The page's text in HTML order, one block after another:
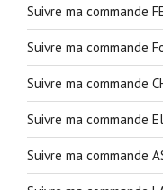
Suivre ma commande
Suivre ma commande
Suivre ma commande
Suivre ma commande
Suivre ma commande